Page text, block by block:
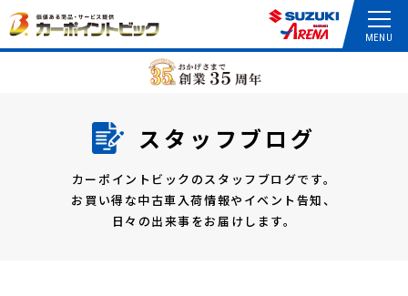
スタッフブログ
カーポイントビックのスタッフブログです。
お買い得な中古車入荷情報やイベント告知、
日々の出来事をお届けします。